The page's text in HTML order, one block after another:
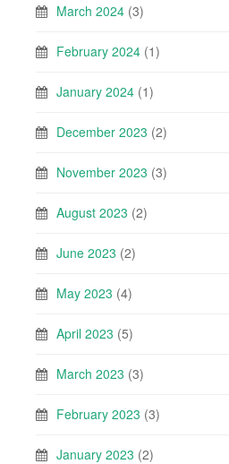
March 2024 (3)
February 2024 (1)
January 2024 (1)
December 2023 (2)
November 2023 (3)
August 2023 (2)
June 2023 (2)
May 2023 (4)
April 2023 (5)
March 2023 (3)
February 2023 (3)
January 2023 (2)